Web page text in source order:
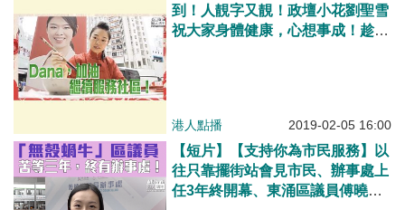
到！人靚字又靚！政壇小花劉聖雪
祝大家身體健康，心想事成！趁活
港人點播 2019-02-05 16:00
【短片】【支持你為市民服務】以
往只靠擺街站會見市民、辦事處上
任3年終開幕、東涌區議員傅曉